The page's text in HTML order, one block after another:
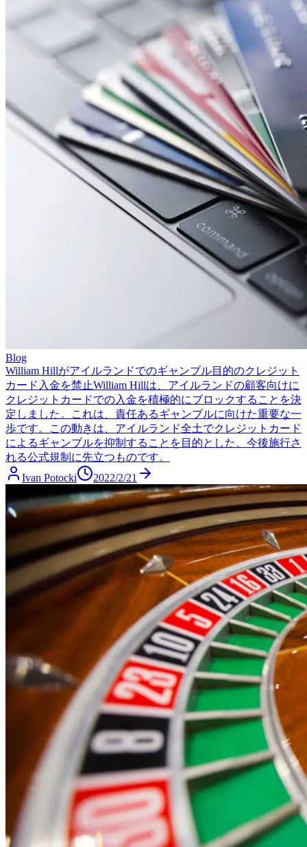
Blog
William Hillがアイルランドでのギャンブル目的のクレジット
カード入金を禁止William Hillは、アイルランドの顧客向けに
クレジットカードでの入金を積極的にブロックすることを決
定しました。これは、責任あるギャンブルに向けた重要な一
歩です。この動きは、アイルランド全土でクレジットカード
によるギャンブルを抑制することを目的とした、今後施行さ
れる公式規制に先立つものです。
Ivan Potocki
2022/2/21